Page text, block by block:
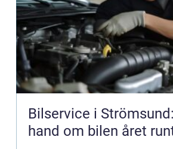
Bilservice i
hand om bilen året